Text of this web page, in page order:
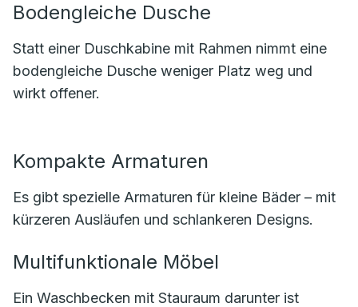
Bodengleiche Dusche
Statt einer Duschkabine mit Rahmen nimmt eine
bodengleiche Dusche weniger Platz weg und
wirkt offener.
Kompakte Armaturen
Es gibt spezielle Armaturen für kleine Bäder – mit
kürzeren Ausläufen und schlankeren Designs.
Multifunktionale Möbel
Ein Waschbecken mit Stauraum darunter ist